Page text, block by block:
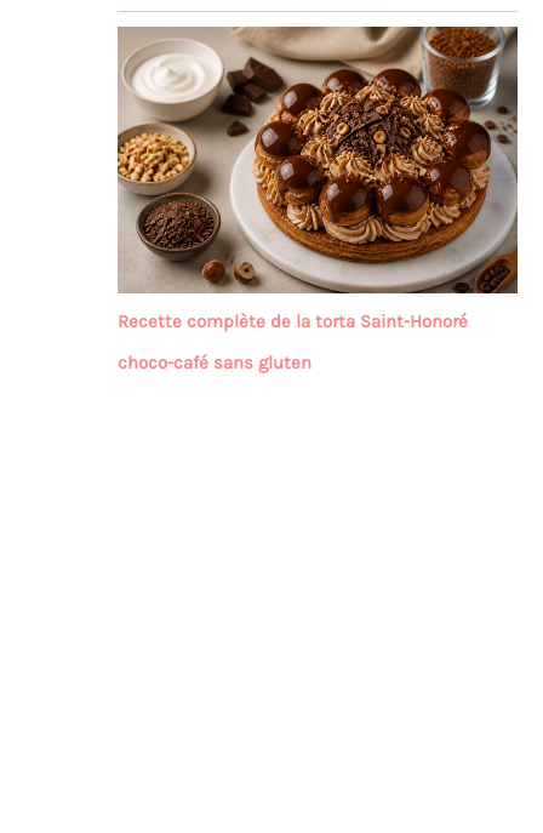
Recette complète de la torta Saint-Honoré
choco-café sans gluten